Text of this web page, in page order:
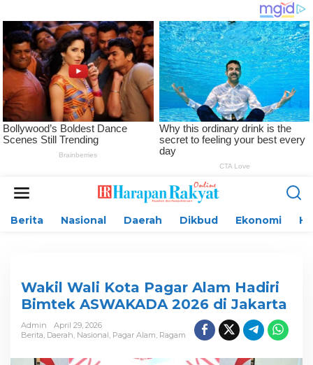
Berita Nasional Daerah Dikbud Ekonomi
Wakil Wali Kota Pagar Alam Hadiri
Bimtek ASWAKADA 2026 di Jakarta
Admin
April 29, 2026
Berita, Daerah, Nasional, Pagar Alam, Ragam